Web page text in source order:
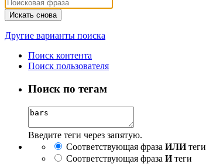
Искать снова
Другие варианты поиска
Поиск контента
Поиск пользователя
Поиск по тегам
Введите теги через запятую.
Соответствующая фраза ИЛИтеги
Соответствующая фраза Итеги